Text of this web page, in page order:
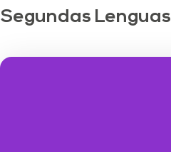
Segundas Lenguas